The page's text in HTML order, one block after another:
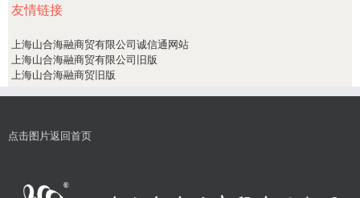
友情链接
上海山合海融商贸有限公司诚信通网站
上海山合海融商贸有限公司旧版
上海山合海融商贸旧版
点击图片返回首页